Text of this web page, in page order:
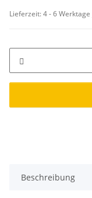
Lieferzeit:4 - 6 Werktage
Beschreibung